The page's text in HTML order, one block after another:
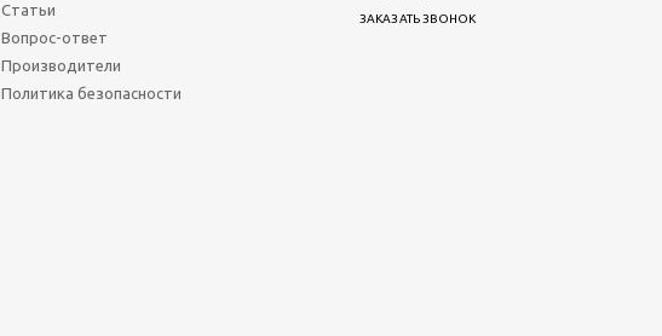
Статьи
Вопрос-ответ
Производители
Политика безопасности
ЗАКАЗАТЬ ЗВОНОК